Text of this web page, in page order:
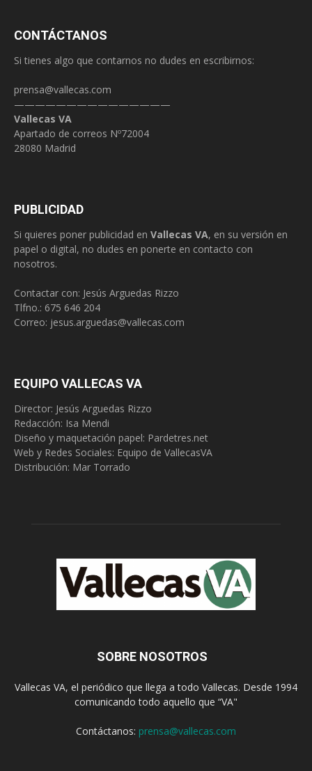
CONTÁCTANOS
Si tienes algo que contarnos no dudes en escribirnos:
prensa@vallecas.com
———————————————
Vallecas VA
Apartado de correos Nº72004
28080 Madrid
PUBLICIDAD
Si quieres poner publicidad en Vallecas VA, en su versión en
papel o digital, no dudes en ponerte en contacto con
nosotros.
Contactar con: Jesús Arguedas Rizzo
Tlfno.: 675 646 204
Correo: jesus.arguedas@vallecas.com
EQUIPO VALLECAS VA
Director: Jesús Arguedas Rizzo
Redacción: Isa Mendi
Diseño y maquetación papel: Pardetres.net
Web y Redes Sociales: Equipo de VallecasVA
Distribución: Mar Torrado
SOBRE NOSOTROS
Vallecas VA, el periódico que llega a todo Vallecas. Desde 1994
comunicando todo aquello que “VA"
Contáctanos: prensa@vallecas.com